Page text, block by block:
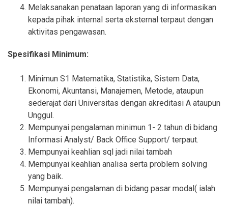
Melaksanakan penataan laporan yang di informasikan
kepada pihak internal serta eksternal terpaut dengan
aktivitas pengawasan.
Spesifikasi Minimum:
Minimun S1 Matematika, Statistika, Sistem Data,
Ekonomi, Akuntansi, Manajemen, Metode, ataupun
sederajat dari Universitas dengan akreditasi A ataupun
Unggul.
Mempunyai pengalaman minimun 1- 2 tahun di bidang
Informasi Analyst/ Back Office Support/ terpaut.
Mempunyai keahlian sql jadi nilai tambah
Mempunyai keahlian analisa serta problem solving
yang baik.
Mempunyai pengalaman di bidang pasar modal( ialah
nilai tambah).